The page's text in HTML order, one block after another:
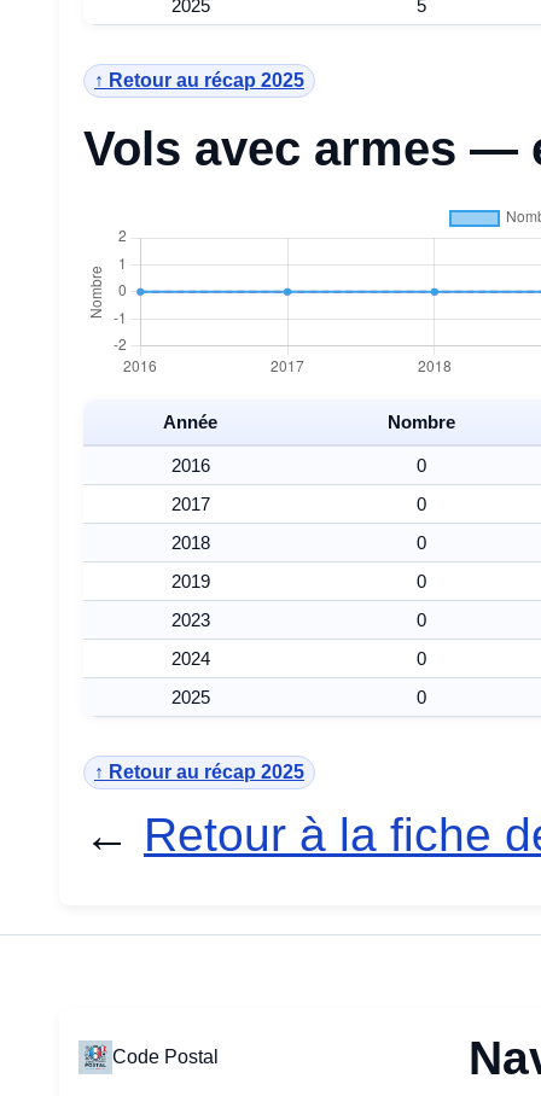
2025
5
↑ Retour au récap 2025
Vols avec armes —
Année Nombre
2016
0
2017
0
2018
0
2019
0
2023
0
2024
0
2025
0
↑ Retour au récap 2025
← Retour à la fiche
Code Postal